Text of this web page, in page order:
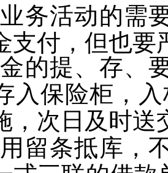
务活动的需
支付，但也要
的提、存、
入保险柜，
，次日及时送
留条抵库，